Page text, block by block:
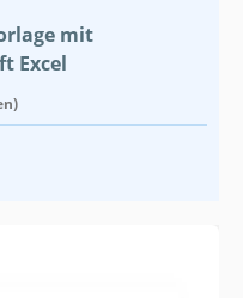
mit
Excel